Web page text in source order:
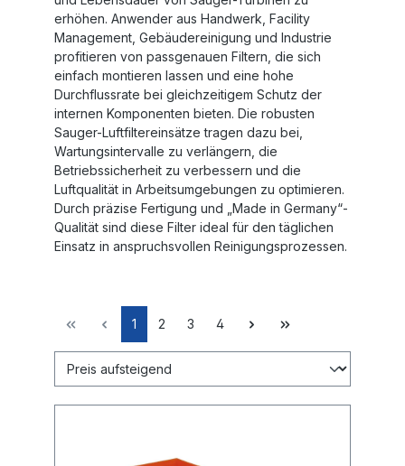
erhöhen. Anwender aus Handwerk, Facility
Management, Gebäudereinigung und Industrie
profitieren von passgenauen Filtern, die sich
einfach montieren lassen und eine hohe
Durchflussrate bei gleichzeitigem Schutz der
internen Komponenten bieten. Die robusten
Sauger-Luftfiltereinsätze tragen dazu bei,
Wartungsintervalle zu verlängern, die
Betriebssicherheit zu verbessern und die
Luftqualität in Arbeitsumgebungen zu optimieren.
Durch präzise Fertigung und „Made in Germany“-
Qualität sind diese Filter ideal für den täglichen
Einsatz in anspruchsvollen Reinigungsprozessen.
1 2 3 4